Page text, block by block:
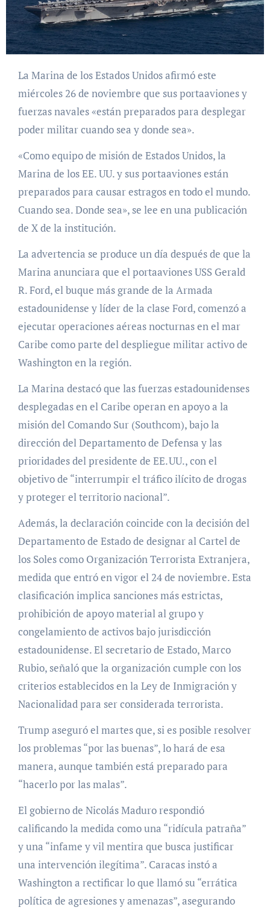
La Marina de los Estados Unidos afirmó este
miércoles 26 de noviembre que sus portaaviones y
fuerzas navales «están preparados para desplegar
poder militar cuando sea y donde sea».
«Como equipo de misión de Estados Unidos, la
Marina de los EE. UU. y sus portaaviones están
preparados para causar estragos en todo el mundo.
Cuando sea. Donde sea», se lee en una publicación
de X de la institución.
La advertencia se produce un día después de que la
Marina anunciara que el portaaviones USS Gerald
R. Ford, el buque más grande de la Armada
estadounidense y líder de la clase Ford, comenzó a
ejecutar operaciones aéreas nocturnas en el mar
Caribe como parte del despliegue militar activo de
Washington en la región.
La Marina destacó que las fuerzas estadounidenses
desplegadas en el Caribe operan en apoyo a la
misión del Comando Sur (Southcom), bajo la
dirección del Departamento de Defensa y las
prioridades del presidente de EE. UU., con el
objetivo de “interrumpir el tráfico ilícito de drogas
y proteger el territorio nacional”.
Además, la declaración coincide con la decisión del
Departamento de Estado de designar al Cartel de
los Soles como Organización Terrorista Extranjera,
medida que entró en vigor el 24 de noviembre. Esta
clasificación implica sanciones más estrictas,
prohibición de apoyo material al grupo y
congelamiento de activos bajo jurisdicción
estadounidense. El secretario de Estado, Marco
Rubio, señaló que la organización cumple con los
criterios establecidos en la Ley de Inmigración y
Nacionalidad para ser considerada terrorista.
Trump aseguró el martes que, si es posible resolver
los problemas “por las buenas”, lo hará de esa
manera, aunque también está preparado para
“hacerlo por las malas”.
El gobierno de Nicolás Maduro respondió
calificando la medida como una “ridícula patraña”
y una “infame y vil mentira que busca justificar
una intervención ilegítima”. Caracas instó a
Washington a rectificar lo que llamó su “errática
política de agresiones y amenazas”, asegurando